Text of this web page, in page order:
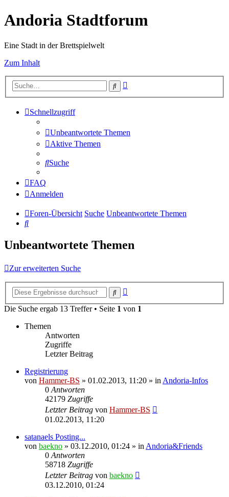
Andoria Stadtforum
Eine Stadt in der Brettspielwelt
Zum Inhalt
Suche
Schnellzugriff
Unbeantwortete Themen
Aktive Themen
Suche
FAQ
Anmelden
Foren-Übersicht Suche Unbeantwortete Themen
Suche
Unbeantwortete Themen
Zur erweiterten Suche
Suche
Die Suche ergab 13 Treffer • Seite 1 von 1
Themen
Antworten
Zugriffe
Letzter Beitrag
Registrierung
von Hammer-BS » 01.02.2013, 11:20 » in Andoria-Infos
0 Antworten
42179 Zugriffe
Letzter Beitrag von Hammer-BS
01.02.2013, 11:20
satanaels Posting...
von baekno » 03.12.2010, 01:24 » in Andoria&Friends
0 Antworten
58718 Zugriffe
Letzter Beitrag von baekno
03.12.2010, 01:24